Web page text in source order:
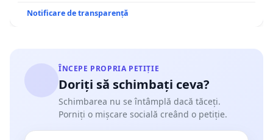
Notificare de transparență
ÎNCEPE PROPRIA PETIȚIE
Doriți să schimbați ceva?
Schimbarea nu se întâmplă dacă tăceți.
Porniți o mișcare socială creând o petiție.